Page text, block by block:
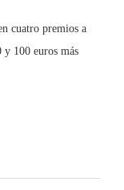
cuatro premios a
100 euros más